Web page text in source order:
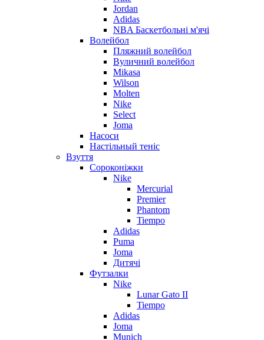
Jordan
Adidas
NBA Баскетбольні м'ячі
Волейбол
Пляжний волейбол
Вуличний волейбол
Mikasa
Wilson
Molten
Nike
Select
Joma
Насоси
Настільный теніс
Взуття
Сороконіжки
Nike
Mercurial
Premier
Phantom
Tiempo
Adidas
Puma
Joma
Дитячі
Футзалки
Nike
Lunar Gato II
Tiempo
Adidas
Joma
Munich